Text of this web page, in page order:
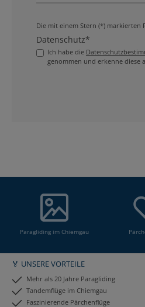
Die mit einem Stern (*) markierten
Datenschutz*
Ich habe die
genommen und erkenne diese
Paragliding im Chiemgau
🏅 UNSERE VORTEILE
Mehr als 20 Jahre Paragliding
Tandemflüge im Chiemgau
Faszinierende Pärchenflüge